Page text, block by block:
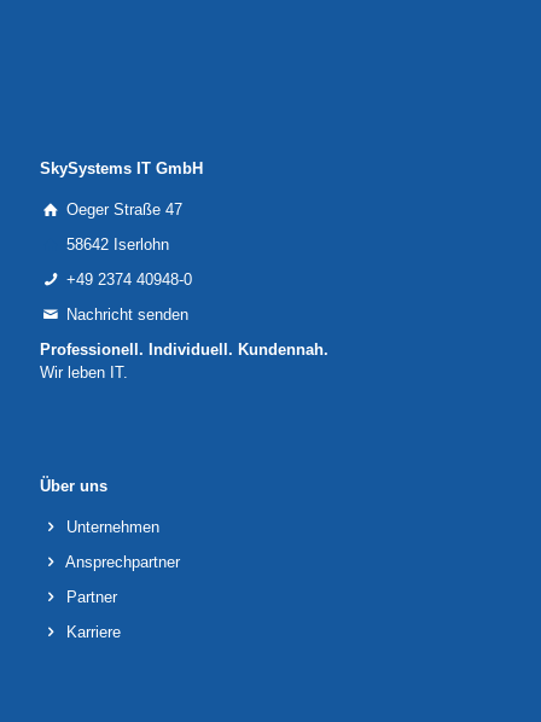
SkySystems IT GmbH
Oeger Straße 47
58642 Iserlohn
+49 2374 40948-0
Nachricht senden
Professionell. Individuell. Kundennah.
Wir leben IT.
Über uns
Unternehmen
Ansprechpartner
Partner
Karriere